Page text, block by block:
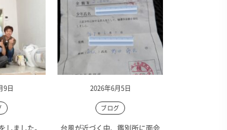
9日 2026年6月5日
ブログ